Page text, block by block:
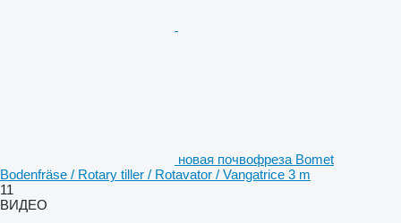
новая почвофреза Bomet
Bodenfräse / Rotary tiller / Rotavator / Vangatrice 3 m
11
ВИДЕО